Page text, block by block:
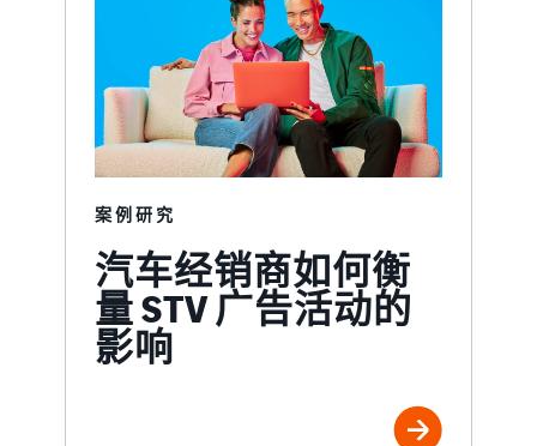
案例研究
汽车经销商如何衡
量 STV 广告活动的
影响